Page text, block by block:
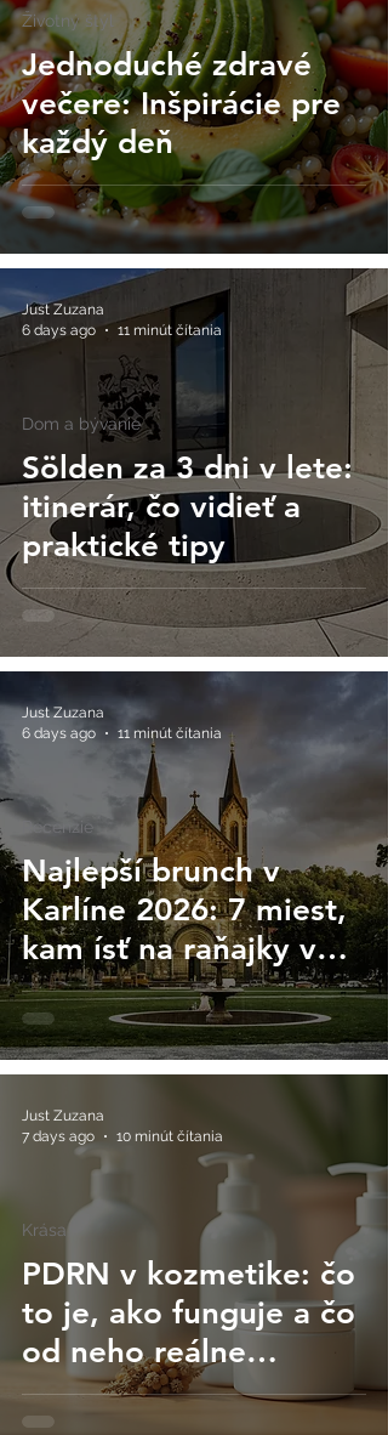
Jednoduché zdravé
večere: Inšpirácie pre
každý deň
Životný štýl
Sölden za 3 dni v lete:
itinerár, čo vidieť a
praktické tipy
Dom a bývanie
Just Zuzana
6 days ago
11 minút čítania
Najlepší brunch v
Karlíne 2026: 7 miest,
kam ísť na raňajky v
Prahe
Recenzie
Just Zuzana
6 days ago
11 minút čítania
PDRN v kozmetike: čo
to je, ako funguje a čo
od neho reálne
očakávať
Krása
Just Zuzana
7 days ago
10 minút čítania